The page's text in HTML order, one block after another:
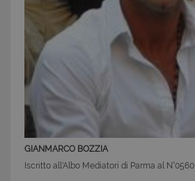
GIANMARCO BOZZIA
Iscritto all'Albo Mediatori di Parma al N°0560